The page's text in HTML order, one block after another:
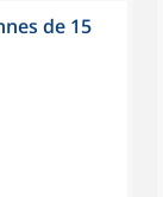
de 15